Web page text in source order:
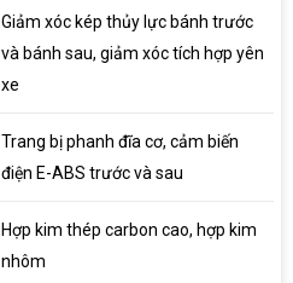
Giảm xóc kép thủy lực bánh trước
và bánh sau, giảm xóc tích hợp yên
xe
Trang bị phanh đĩa cơ, cảm biến
điện E-ABS trước và sau
Hợp kim thép carbon cao, hợp kim
nhôm